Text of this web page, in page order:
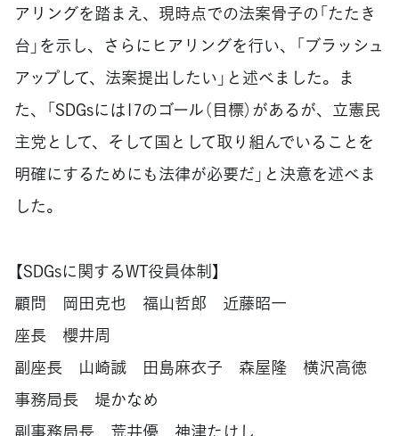
アリングを踏まえ、現時点での法案骨子の「たたき
台」を示し、さらにヒアリングを行い、「ブラッシュ
アップして、法案提出したい」と述べました。ま
た、「SDGsには17のゴール（目標）があるが、立憲民
主党として、そして国として取り組んでいることを
明確にするためにも法律が必要だ」と決意を述べま
した。
【SDGsに関するWT役員体制】
顧問 岡田克也 福山哲郎 近藤昭一
座長 櫻井周
副座長 山崎誠 田島麻衣子 森屋隆 横沢高徳
事務局長 堤かなめ
副事務局長 荒井優 神津たけし